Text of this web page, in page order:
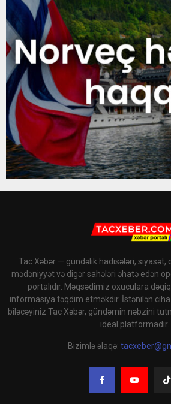
Tac Xəbər — gündəlik hadisələri, siyasət,
mədəniyyət və digər sahələri əhatə edən
portalıdır. Məqsədimiz oxuculara
informasiya təqdim etməkdir. İstənilən
biləcəyiniz Tac Xəbər, gündəmin nəbzini
ideal platformadır.
Bizimlə əlaqə: